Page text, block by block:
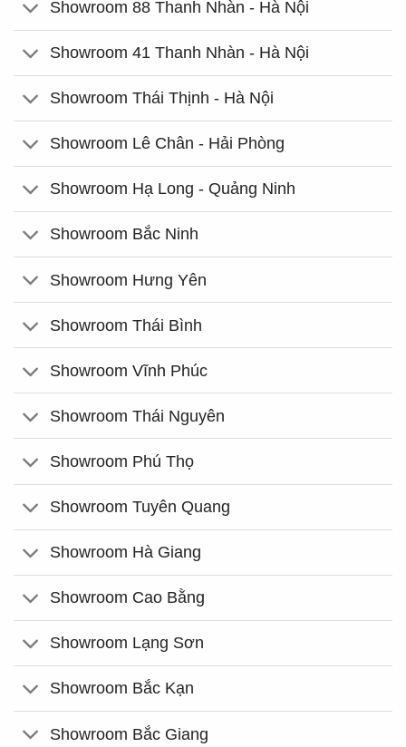
Showroom 88 Thanh Nhàn - Hà Nội
Showroom 41 Thanh Nhàn - Hà Nội
Showroom Thái Thịnh - Hà Nội
Showroom Lê Chân - Hải Phòng
Showroom Hạ Long - Quảng Ninh
Showroom Bắc Ninh
Showroom Hưng Yên
Showroom Thái Bình
Showroom Vĩnh Phúc
Showroom Thái Nguyên
Showroom Phú Thọ
Showroom Tuyên Quang
Showroom Hà Giang
Showroom Cao Bằng
Showroom Lạng Sơn
Showroom Bắc Kạn
Showroom Bắc Giang